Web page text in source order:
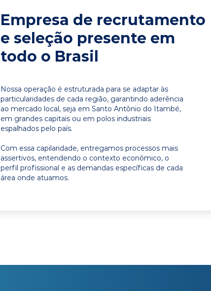
Empresa de recrutamento
e seleção presente em
todo o Brasil
Nossa operação é estruturada para se adaptar às
particularidades de cada região, garantindo aderência
ao mercado local, seja em Santo Antônio do Itambé,
em grandes capitais ou em polos industriais
espalhados pelo país.
Com essa capilaridade, entregamos processos mais
assertivos, entendendo o contexto econômico, o
perfil profissional e as demandas específicas de cada
área onde atuamos.